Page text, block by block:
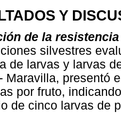
Y
de la
silvestres
de larvas y larvas
Maravilla, presentó
por fruto,
de cinco larvas de